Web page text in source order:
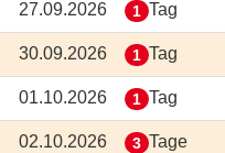
27.09.2026 1 Tag
30.09.2026 1 Tag
01.10.2026 1 Tag
02.10.2026 3 Tage